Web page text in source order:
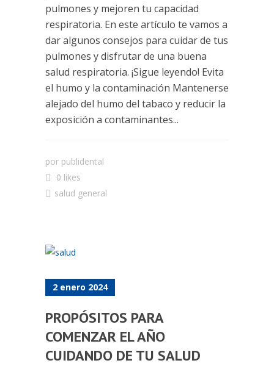
pulmones y mejoren tu capacidad
respiratoria. En este artículo te vamos a
dar algunos consejos para cuidar de tus
pulmones y disfrutar de una buena
salud respiratoria. ¡Sigue leyendo! Evita
el humo y la contaminación Mantenerse
alejado del humo del tabaco y reducir la
exposición a contaminantes...
por publidental
0 likes
salud general
2 enero 2024
PROPÓSITOS PARA
COMENZAR EL AÑO
CUIDANDO DE TU SALUD